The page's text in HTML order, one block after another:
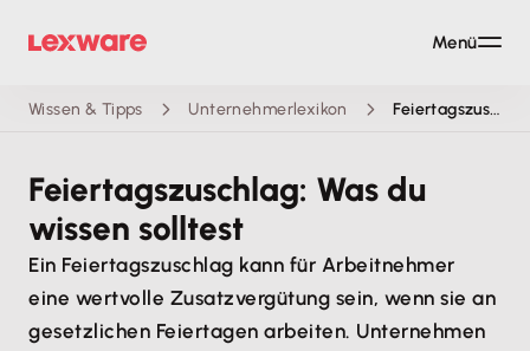
Wissen & Tipps Unternehmerlexikon Feiertagszuschlag
Feiertagszuschlag: Was du
wissen solltest
Ein Feiertagszuschlag kann für Arbeitnehmer
eine wertvolle Zusatzvergütung sein, wenn sie an
gesetzlichen Feiertagen arbeiten. Unternehmen
Menü